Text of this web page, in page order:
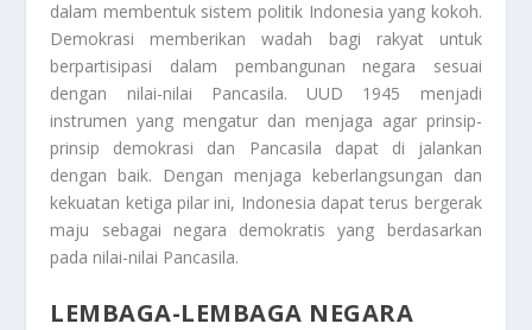
dalam membentuk sistem politik Indonesia yang kokoh.
Demokrasi memberikan wadah bagi rakyat untuk
berpartisipasi dalam pembangunan negara sesuai
dengan nilai-nilai Pancasila. UUD 1945 menjadi
instrumen yang mengatur dan menjaga agar prinsip-
prinsip demokrasi dan Pancasila dapat di jalankan
dengan baik. Dengan menjaga keberlangsungan dan
kekuatan ketiga pilar ini, Indonesia dapat terus bergerak
maju sebagai negara demokratis yang berdasarkan
pada nilai-nilai Pancasila.
LEMBAGA-LEMBAGA NEGARA